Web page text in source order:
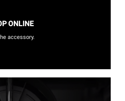
ONLINE
accessory.